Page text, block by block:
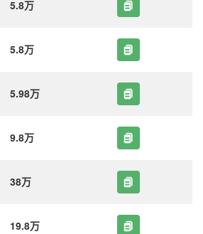
5.8万
5.8万
5.98万
9.8万
38万
19.8万